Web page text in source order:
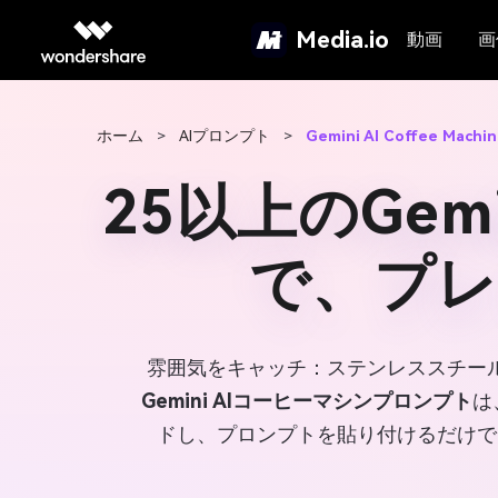
Media.io 動画
ホーム > AIプロンプト > Gemini AI Coffee
25以上の
で、プ
雰囲気をキャッチ：ステンレススチ
Gemini AIコーヒーマシンプロンプトは
ドし、プロンプトを貼り付けるだけ